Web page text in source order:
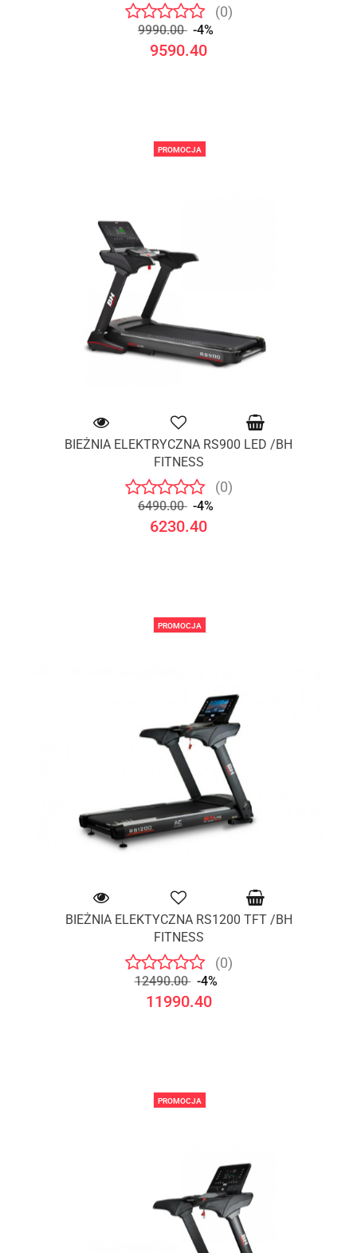
(0)
9990.00 -4%
9590.40
PROMOCJA
BIEŻNIA ELEKTRYCZNA RS900 LED /BH
FITNESS
(0)
6490.00 -4%
6230.40
PROMOCJA
BIEŻNIA ELEKTYCZNA RS1200 TFT /BH
FITNESS
(0)
12490.00 -4%
11990.40
PROMOCJA